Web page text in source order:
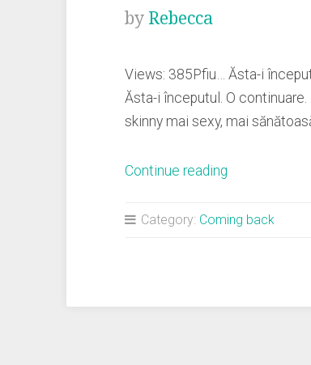
by Rebecca
Views: 385Pfiu… Ăsta-i
Ăsta-i începutul. O
skinny mai sexy, mai
Continue reading
am
o
Category: Coming back